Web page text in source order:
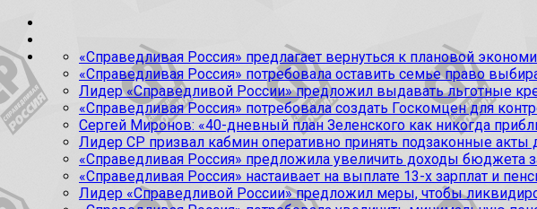
«Справедливая Россия» предлагает вернуться к плановой
«Справедливая Россия» потребовала оставить семье право
Лидер «Справедливой России» предложил выдавать льготные
«Справедливая Россия» потребовала создать Госкомцен для
Сергей Миронов: «40-дневный план Зеленского как никогда
Лидер СР призвал кабмин оперативно принять подзаконные акты
«Справедливая Россия» предложила увеличить доходы бюджета
«Справедливая Россия» настаивает на выплате 13-х зарплат и
Лидер «Справедливой России» предложил меры, чтобы